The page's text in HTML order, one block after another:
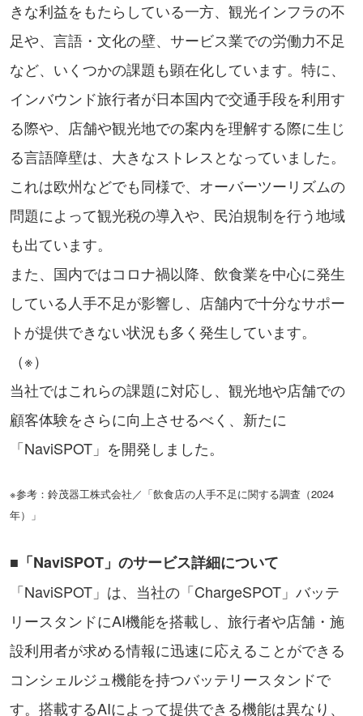
きな利益をもたらしている一方、観光インフラの不
足や、言語・文化の壁、サービス業での労働力不足
など、いくつかの課題も顕在化しています。特に、
インバウンド旅行者が日本国内で交通手段を利用す
る際や、店舗や観光地での案内を理解する際に生じ
る言語障壁は、大きなストレスとなっていました。
これは欧州などでも同様で、オーバーツーリズムの
問題によって観光税の導入や、民泊規制を行う地域
も出ています。
また、国内ではコロナ禍以降、飲食業を中心に発生
している人手不足が影響し、店舗内で十分なサポー
トが提供できない状況も多く発生しています。
（※）
当社ではこれらの課題に対応し、観光地や店舗での
顧客体験をさらに向上させるべく、新たに
「NaviSPOT」を開発しました。
※参考：鈴茂器工株式会社／「飲食店の人手不足に関する調査（2024
年）」
■「NaviSPOT」のサービス詳細について
「NaviSPOT」は、当社の「ChargeSPOT」バッテ
リースタンドにAI機能を搭載し、旅行者や店舗・施
設利用者が求める情報に迅速に応えることができる
コンシェルジュ機能を持つバッテリースタンドで
す。搭載するAIによって提供できる機能は異なり、